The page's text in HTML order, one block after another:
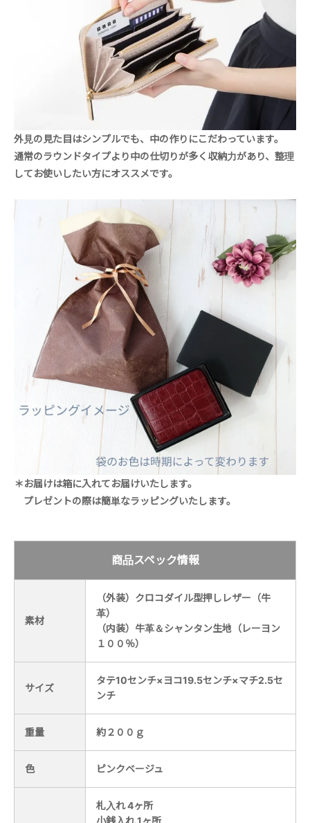
外見の見た目はシンプルでも、中の作りにこだわっています。
通常のラウンドタイプより中の仕切りが多く収納力があり、整理
してお使いしたい方にオススメです。
＊お届けは箱に入れてお届けいたします。
プレゼントの際は簡単なラッピングいたします。
商品スペック情報
素材
（外装）クロコダイル型押しレザー（牛
革）
（内装）牛革＆シャンタン生地（レーヨン
１００％）
サイズ
タテ10センチ×ヨコ19.5センチ×マチ2.5セ
ンチ
重量 約２００ｇ
色 ピンクベージュ
札入れ 4ヶ所
小銭入れ 1ヶ所